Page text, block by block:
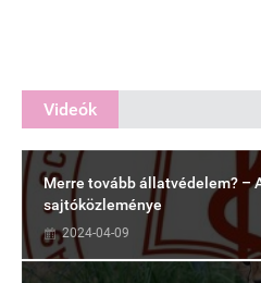
Videók
Merre tovább állatvédelem? –
sajtóközleménye
2024-04-09